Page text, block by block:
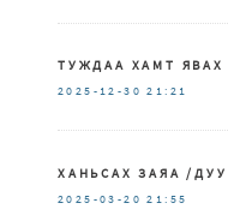
ТУЖДАА ХАМТ
2025-12-30 21:21
ХАНЬСАХ ЗАЯА /
2025-03-20 21:55